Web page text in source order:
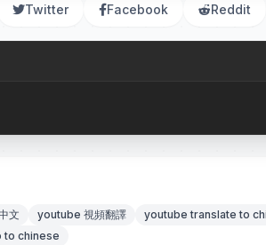
Twitter Facebook Reddit
文 youtube 視頻翻譯
youtube translate to
to chinese